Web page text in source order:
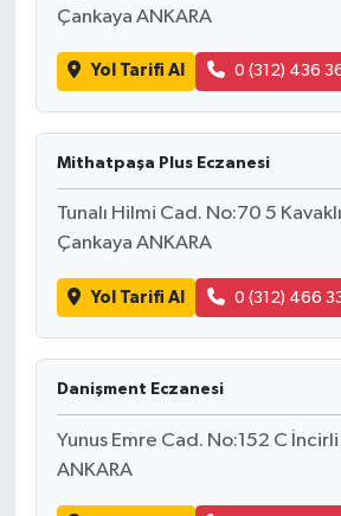
Çankaya ANKARA
Yol Tarifi Al 0 (312) 436
Mithatpaşa Plus Eczanesi
Tunalı Hilmi Cad. No:70 5
Çankaya ANKARA
Yol Tarifi Al 0 (312) 466
Danişment Eczanesi
Yunus Emre Cad. No:152 C
ANKARA